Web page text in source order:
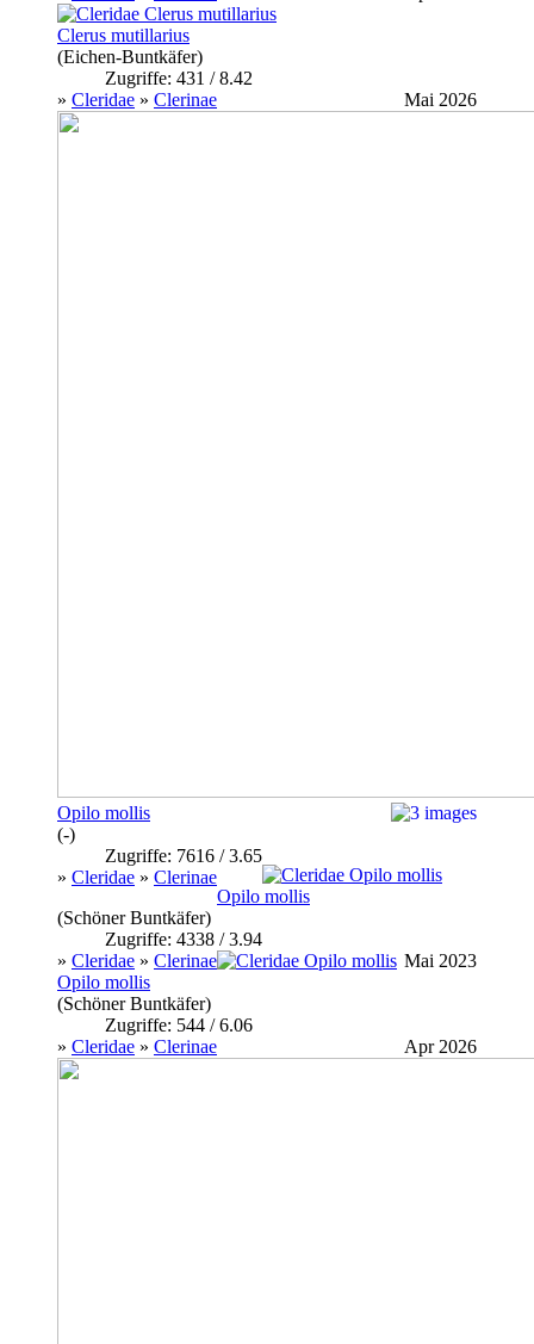
Clerus mutillarius
(Eichen-Buntkäfer)
Zugriffe: 431 / 8.42
» Cleridae » Clerinae Mai 2026
Opilo mollis
(-)
Zugriffe: 7616 / 3.65
» Cleridae » Clerinae
Opilo mollis
(Schöner Buntkäfer)
Zugriffe: 4338 / 3.94
» Cleridae » Clerinae
Mai 2023
Opilo mollis
(Schöner Buntkäfer)
Zugriffe: 544 / 6.06
» Cleridae » Clerinae Apr 2026